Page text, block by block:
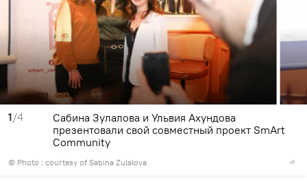
1/4
© Photo : courtesy of Sabina Zulalova
Сабина Зулалова и Ульвия Ахундова
презентовали свой совместный проект SmArt
Community